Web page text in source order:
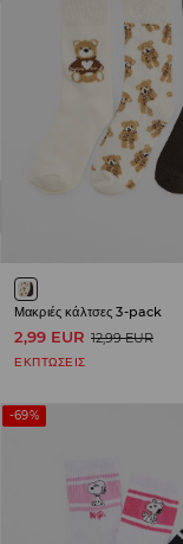
Μακριές κάλτσες 3-pack
2,99 EUR 12,99 EUR
ΕΚΠΤΩΣΕΙΣ
-69%